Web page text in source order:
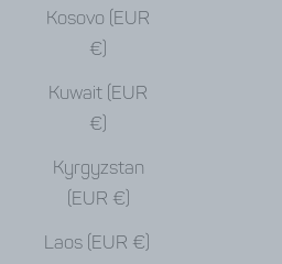
Kosovo (EUR
€)
Kuwait (EUR
€)
Kyrgyzstan
(EUR €)
Laos (EUR €)